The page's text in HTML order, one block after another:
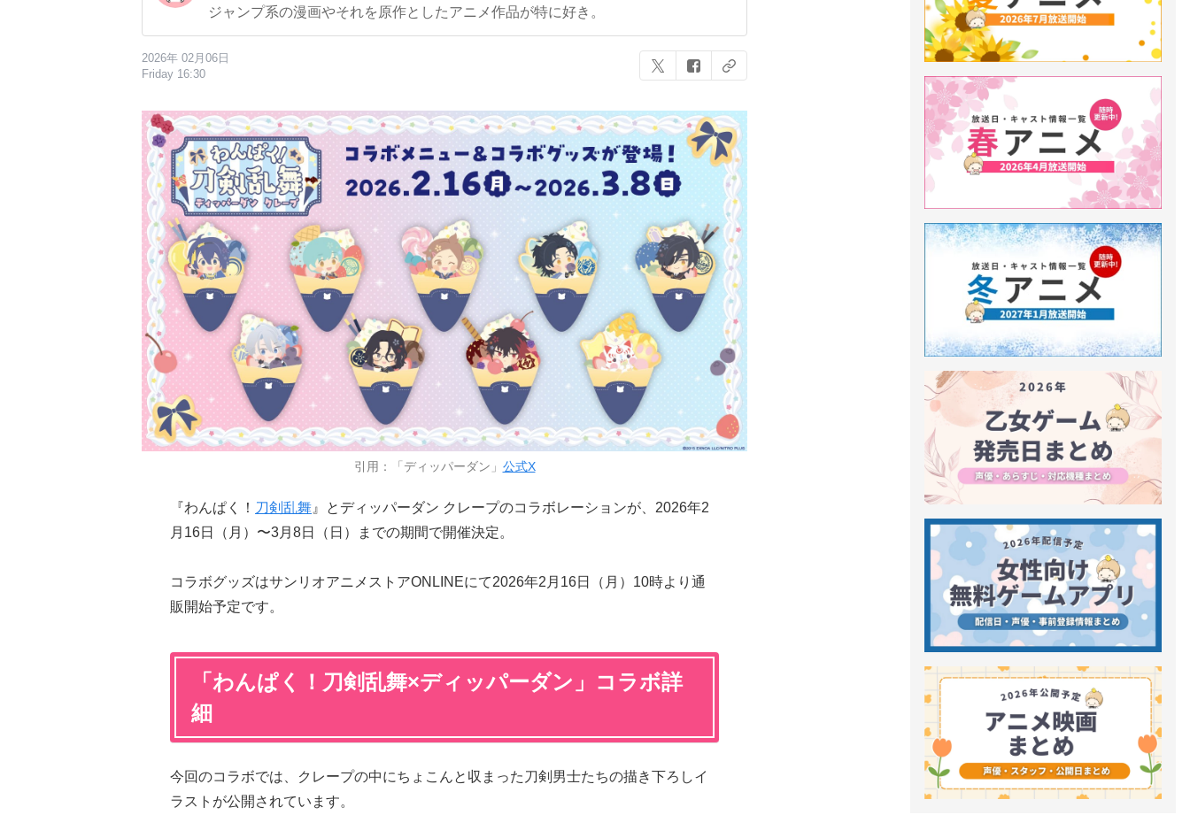
ジャンプ系の漫画やそれを原作としたアニメ作品が特に好き。
2026年 02月06日
Friday 16:30
引用：「ディッパーダン」 公式X
『わんぱく！ 刀剣乱舞 』とディッパーダン クレープのコラボレーションが、2026年2
月16日（月）〜3月8日（日）までの期間で開催決定。
コラボグッズはサンリオアニメストアONLINEにて2026年2月16日（月）10時より通
販開始予定です。
「わんぱく！刀剣乱舞×ディッパーダン」コラボ詳
細
今回のコラボでは、クレープの中にちょこんと収まった刀剣男士たちの描き下ろしイ
ラストが公開されています。